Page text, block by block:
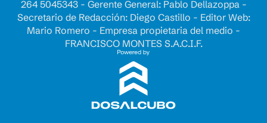
264 5045343 - Gerente General: Pablo Dellazoppa -
Secretario de Redacción: Diego Castillo - Editor Web:
Mario Romero - Empresa propietaria del medio -
FRANCISCO MONTES S.A.C.I.F.